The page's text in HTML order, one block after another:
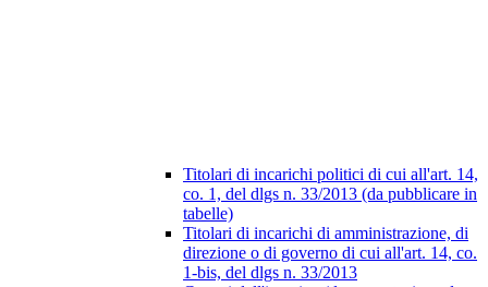
Titolari di incarichi politici di cui all'art. 14,
co. 1, del dlgs n. 33/2013 (da pubblicare in
tabelle)
Titolari di incarichi di amministrazione, di
direzione o di governo di cui all'art. 14, co.
1-bis, del dlgs n. 33/2013